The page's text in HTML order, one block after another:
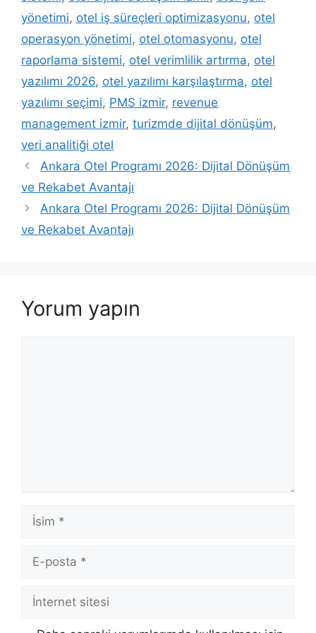
yönetimi, otel iş süreçleri optimizasyonu, otel
operasyon yönetimi, otel otomasyonu, otel
raporlama sistemi, otel verimlilik artırma, otel
yazılımı 2026, otel yazılımı karşılaştırma, otel
yazılımı seçimi, PMS izmir, revenue
management izmir, turizmde dijital dönüşüm,
veri analitiği otel
Ankara Otel Programı 2026: Dijital Dönüşüm
ve Rekabet Avantajı
Ankara Otel Programı 2026: Dijital Dönüşüm
ve Rekabet Avantajı
Yorum yapın
İsim
posta
İnternet
sitesi